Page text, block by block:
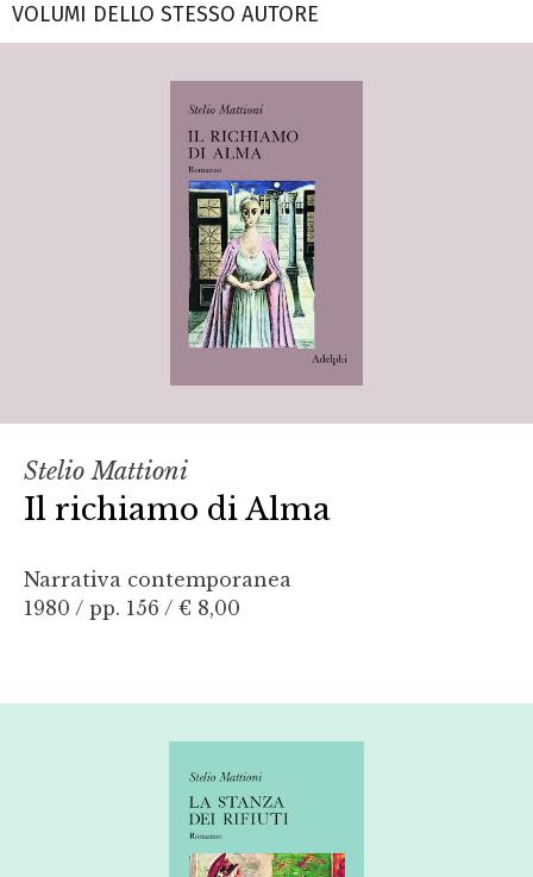
VOLUMI DELLO STESSO AUTORE
Stelio Mattioni
Il richiamo di Alma
Narrativa contemporanea
1980 / pp. 156 / € 8,00